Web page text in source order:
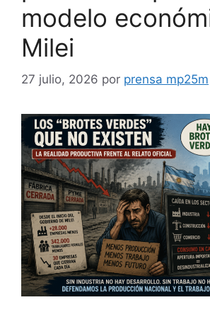
modelo
Milei
27 julio, 2026 por prensa mp25m